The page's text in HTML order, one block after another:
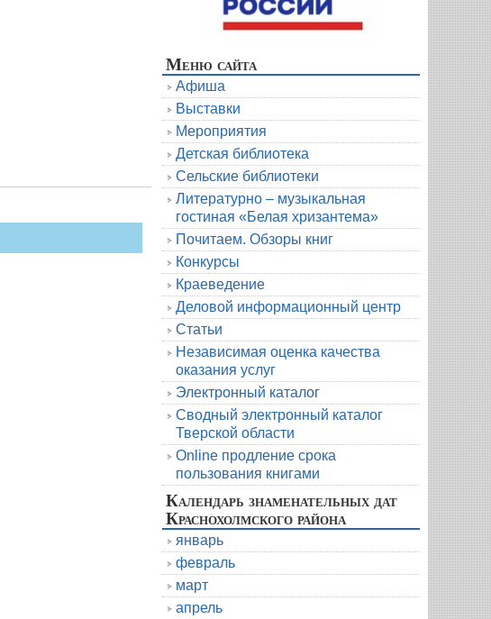
Меню сайта
Афиша
Выставки
Мероприятия
Детская библиотека
Сельские библиотеки
Литературно – музыкальная
гостиная «Белая хризантема»
Почитаем. Обзоры книг
Конкурсы
Краеведение
Деловой информационный центр
Статьи
Независимая оценка качества
оказания услуг
Электронный каталог
Сводный электронный каталог
Тверской области
Online продление срока
пользования книгами
Календарь знаменательных дат
Краснохолмского района
январь
февраль
март
апрель